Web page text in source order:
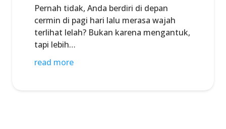
Pernah tidak, Anda berdiri di depan
cermin di pagi hari lalu merasa wajah
terlihat lelah? Bukan karena mengantuk,
tapi lebih…
read more